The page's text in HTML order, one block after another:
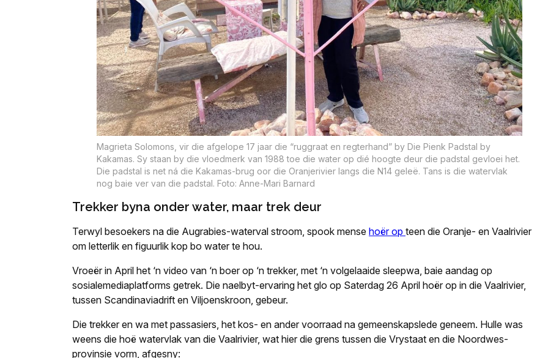
Magrieta Solomons, vir die afgelope 17 jaar die “ruggraat en regterhand” by Die Pienk Padstal by
Kakamas. Sy staan by die vloedmerk van 1988 toe die water op dié hoogte deur die padstal gevloei het.
Die padstal is net ná die Kakamas-brug oor die Oranjerivier langs die N14 geleë. Tans is die watervlak
nog baie ver van die padstal. Foto: Anne-Mari Barnard
Trekker byna onder water, maar trek deur
Terwyl besoekers na die Augrabies-waterval stroom, spook mense hoër op teen die Oranje- en Vaalrivier
om letterlik en figuurlik kop bo water te hou.
Vroeër in April het ‘n video van ‘n boer op ‘n trekker, met ‘n volgelaaide sleepwa, baie aandag op
sosialemediaplatforms getrek. Die naelbyt-ervaring het glo op Saterdag 26 April hoër op in die Vaalrivier,
tussen Scandinaviadrift en Viljoenskroon, gebeur.
Die trekker en wa met passasiers, het kos- en ander voorraad na gemeenskapslede geneem. Hulle was
weens die hoë watervlak van die Vaalrivier, wat hier die grens tussen die Vrystaat en die Noordwes-
provinsie vorm, afgesny: